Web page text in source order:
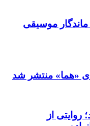
موسیقی
«هما» منتشر شد
از